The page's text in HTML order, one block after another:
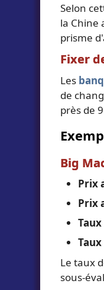
Selon
la Chine
prisme
Fixer
Les
de
près de
Big
Prix
Prix
Le taux
sous-